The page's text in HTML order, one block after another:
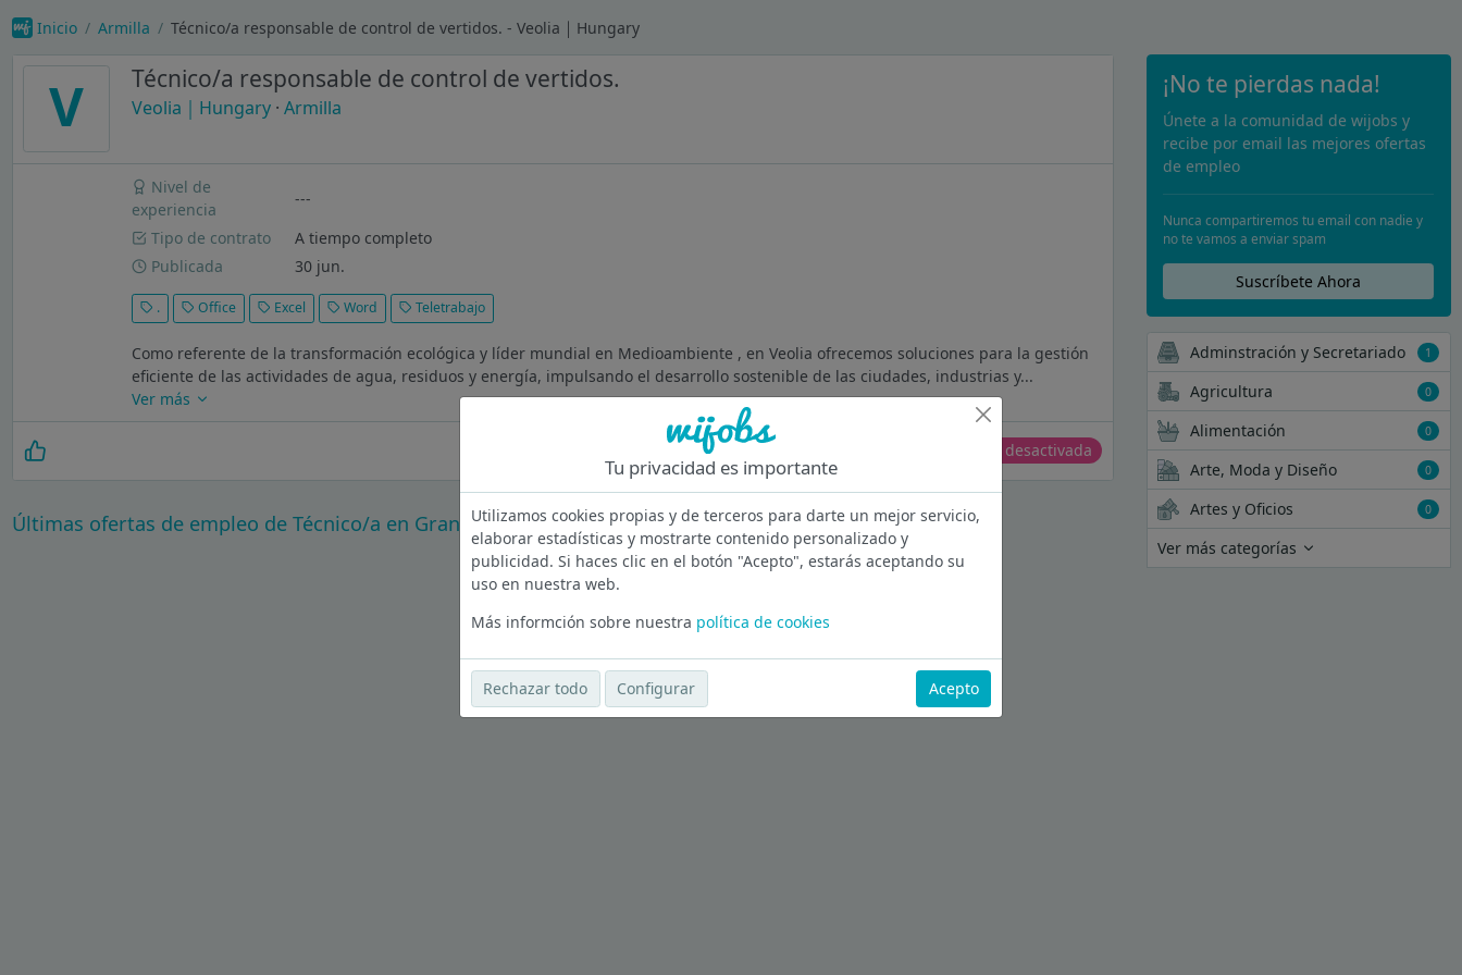
Inicio Armilla Técnico/a responsable de control de vertidos. - Veolia ￨ Hungary
V Técnico/a responsable de control de vertidos.
Veolia ￨ Hungary · Armilla
Nivel de
experiencia
---
Tipo de contrato
A tiempo completo
Publicada
30 jun.
. Office Excel Word Teletrabajo
Como referente de la transformación ecológica y líder mundial en Medioambiente , en Veolia ofrecemos soluciones para la gestión
eficiente de las actividades de agua, residuos y energía, impulsando el desarrollo sostenible de las ciudades, industrias y...
Ver más
Oferta desactivada
Últimas ofertas de empleo de Técnico/a en Granada
Ver más ofertas
¡No te pierdas nada!
Únete a la comunidad de wijobs y
recibe por email las mejores ofertas
de empleo
Nunca compartiremos tu email con nadie y
no te vamos a enviar spam
Suscríbete Ahora
Adminstración y Secretariado 1
Agricultura 0
Alimentación 0
Arte, Moda y Diseño 0
Artes y Oficios 0
Ver más categorías
Tu privacidad es importante
Utilizamos cookies propias y de terceros para darte un mejor servicio,
elaborar estadísticas y mostrarte contenido personalizado y
publicidad. Si haces clic en el botón "Acepto", estarás aceptando su
uso en nuestra web.
Más informción sobre nuestra política de cookies
Rechazar todo Configurar Acepto